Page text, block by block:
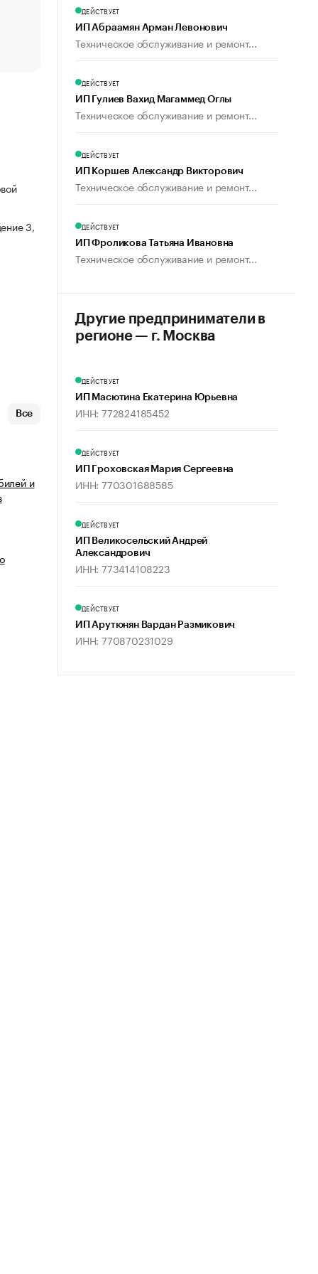
Что обвинения против Павла Дурова значат для
пользователей
3,
Все
и
ДЕЙСТВУЕТ
ИП Абраамян Арман Левонович
Техническое обслуживание и ремонт...
ДЕЙСТВУЕТ
ИП Гулиев Вахид Магаммед Оглы
Техническое обслуживание и ремонт...
ДЕЙСТВУЕТ
ИП Коршев Александр Викторович
Техническое обслуживание и ремонт...
ДЕЙСТВУЕТ
ИП Фроликова Татьяна Ивановна
Техническое обслуживание и ремонт...
Другие предприниматели в
регионе — г. Москва
ДЕЙСТВУЕТ
ИП Масютина Екатерина Юрьевна
ИНН: 772824185452
ДЕЙСТВУЕТ
ИП Гроховская Мария Сергеевна
ИНН: 770301688585
ДЕЙСТВУЕТ
ИП Великосельский Андрей
Александрович
ИНН: 773414108223
ДЕЙСТВУЕТ
ИП Арутюнян Вардан Размикович
ИНН: 770870231029